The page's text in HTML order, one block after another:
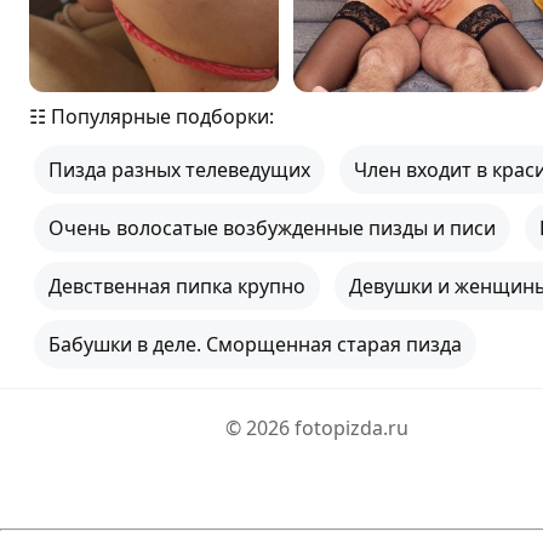
☷ Популярные подборки:
Пизда разных телеведущих
Член входит в
Очень волосатые возбужденные пизды и писи
Девственная пипка крупно Девушки и женщины
Бабушки в деле. Сморщенная старая пизда
© 2026 fotopizda.ru